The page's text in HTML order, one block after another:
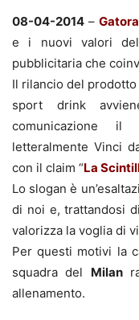
08-04-2014 –
e i nuovi valori del
pubblicitaria che
Il rilancio del
sport drink
comunicazione
letteralmente Vinci
con il claim “La
Lo slogan è
di noi e, trattandosi
valorizza la voglia di
Per questi motivi la
squadra del Milan
allenamento.